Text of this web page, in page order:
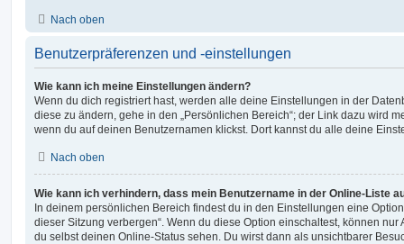
Nach oben
Benutzerpräferenzen und -einstellungen
Wie kann ich meine Einstellungen ändern?
Wenn du dich registriert hast, werden alle deine Einstellungen in der
diese zu ändern, gehe in den „Persönlichen Bereich“; der Link dazu wird
wenn du auf deinen Benutzernamen klickst. Dort kannst du alle deine
Nach oben
Wie kann ich verhindern, dass mein Benutzername in der Online-Liste
In deinem persönlichen Bereich findest du in den Einstellungen eine
dieser Sitzung verbergen“. Wenn du diese Option einschaltest, können
du selbst deinen Online-Status sehen. Du wirst dann als unsichtbarer